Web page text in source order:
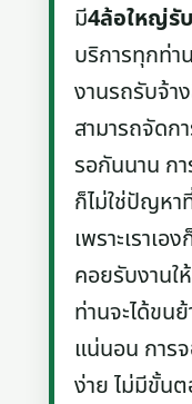
มี4ล้อใหญ่รั
บริการทุกท่า
งานรถรับจ้า
สามารถจัดก
รอกันนาน ก
ก็ไม่ใช่ปัญห
เพราะเราเ
คอยรับงานใ
ท่านจะได้ขน
แน่นอน การ
ง่าย ไม่มีขั้นต